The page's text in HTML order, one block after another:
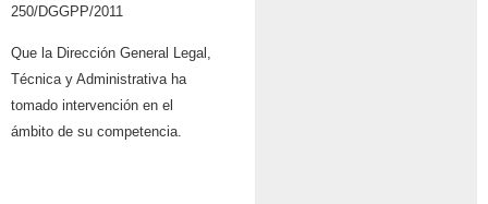
250/DGGPP/2011
Que la Dirección General Legal,
Técnica y Administrativa ha
tomado intervención en el
ámbito de su competencia.